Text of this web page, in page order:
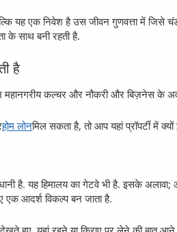
बल्कि यह एक निवेश है उस जीवन गुणवत्ता में
के साथ बनी रहती है.
है
महानगरीय कल्चर और नौकरी और बिज़नेस के
होम लोनमिल सकता है, तो आप यहां प्रॉपर्टी में
है. यह हिमालय का गेटवे भी है. इसके
आदर्श विकल्प बन जाता है.